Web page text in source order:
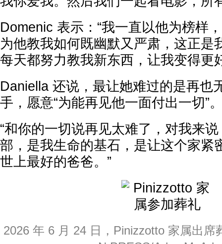
Domenic 表示：“我一直以他为榜样
为他教我如何既幽默又严肃，这正是
每天都努力教我新东西，让我变得更
Daniella 还说，最让她难过的是再也
手，愿意“为能再见他一面付出一切”
“和你的一切说再见太难了，对我来
部，是我生命的基石，是让这个家紧
世上最好的爸爸。”
2026 年 6 月 24 日，Pinizzotto 家属出席